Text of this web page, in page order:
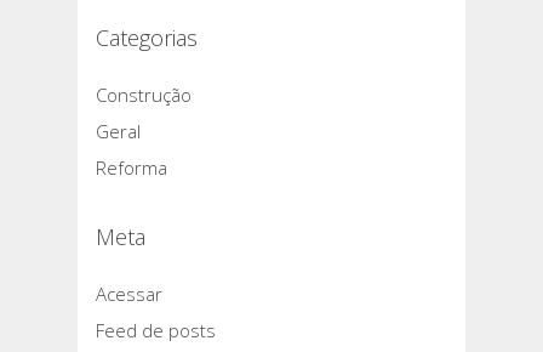
Categorias
Construção
Geral
Reforma
Meta
Acessar
Feed de posts